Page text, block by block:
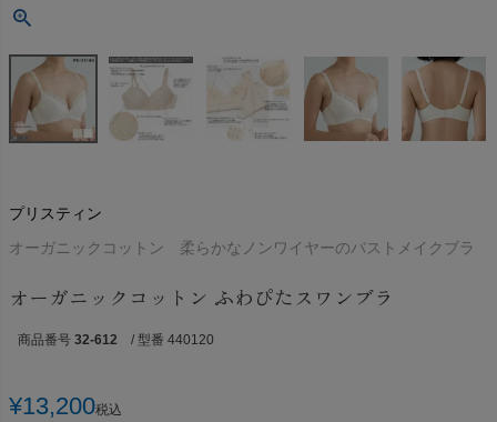
プリスティン
オーガニックコットン 柔らかなノンワイヤーのバストメイクブラ
オーガニックコットン ふわぴたスワンブラ
商品番号 32-612 / 型番 440120
¥13,200税込